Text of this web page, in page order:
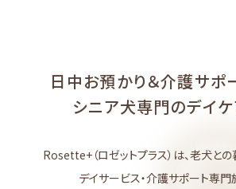
日中お預かり＆介護サポ
シニア犬専門のデイ
Rosette+（ロゼットプラス）は、老犬と
デイサービス・介護サポート専門